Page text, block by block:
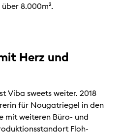
8.000m².
Herz und
Viba sweets weiter. 2018
für Nougatriegel in den
mit weiteren Büro- und
Floh-